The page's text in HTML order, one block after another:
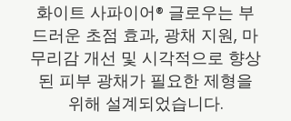
화이트 사파이어® 글로우는 부
드러운 초점 효과, 광채 지원, 마
무리감 개선 및 시각적으로 향상
된 피부 광채가 필요한 제형을
위해 설계되었습니다.